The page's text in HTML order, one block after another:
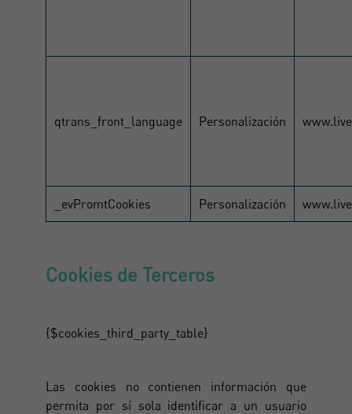
qtrans_front_language Personalización
_evPromtCookies Personalización
Cookies de Terceros
{$cookies_third_party_table}
Las cookies no contienen información que
permita por sí sola identificar a un usuario